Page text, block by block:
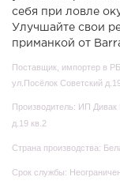
себя при ловле
Улучшайте свои
приманкой от
Поставщик, импортер в
ул.Посёлок Советский
Производитель: ИП Дивак
д.19 кв.2
Страна производства:
Срок службы: Неограничен